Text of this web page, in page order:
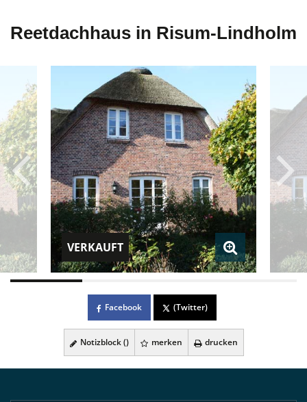
Reetdachhaus in Risum-Lindholm
VERKAUFT
Facebook (Twitter)
Notizblock () merken drucken